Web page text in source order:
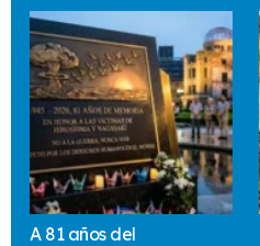
A 81 años del